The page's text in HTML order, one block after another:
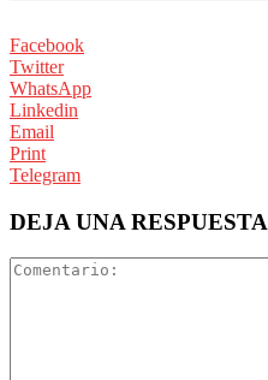
Facebook
Twitter
WhatsApp
Linkedin
Email
Print
Telegram
DEJA UNA RESPUESTA